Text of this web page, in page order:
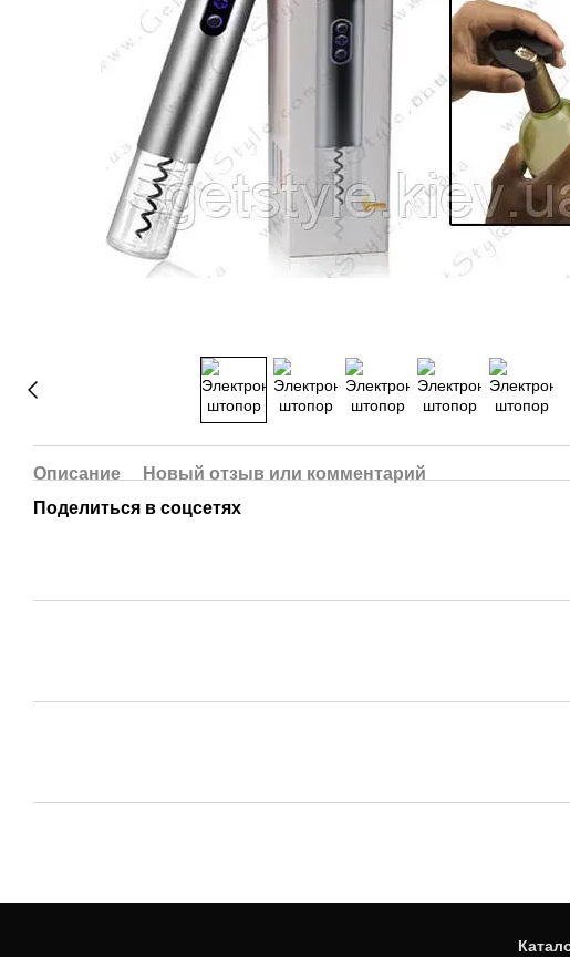
Описание
Новый отзыв или комментарий
Поделиться в соцсетях